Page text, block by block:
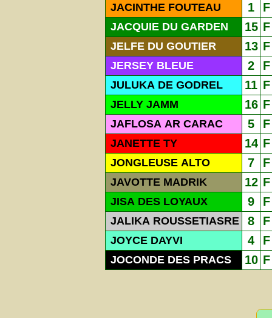
JACINTHE FOUTEAU 1 F
JACQUIE DU GARDEN 15 F
JELFE DU GOUTIER 13 F
JERSEY BLEUE 2 F
JULUKA DE GODREL 11 F
JELLY JAMM 16 F
JAFLOSA AR CARAC 5 F
JANETTE TY 14 F
JONGLEUSE ALTO 7 F
JAVOTTE MADRIK 12 F
JISA DES LOYAUX 9 F
JALIKA ROUSSETIASRE 8 F
JOYCE DAYVI 4 F
JOCONDE DES PRACS 10 F